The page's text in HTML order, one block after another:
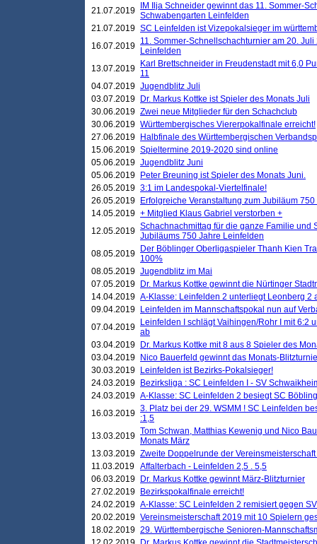
21.07.2019
IM Ilja Schneider gewinnt das 11. Sommer-
Schwabengarten Leinfelden
21.07.2019 SC Leinfelden ist Vizepokalsieger im
16.07.2019 11. Sommer-Schnellschachturnier am 20.
Leinfelden
13.07.2019
Karl Brettschneider in Freudenstadt mit 6,0
11
04.07.2019 Jugendblitz Juli
03.07.2019
Dr. Markus Kottke ist Spieler des Monats Juli
30.06.2019 Zwei neue Mitglieder für den Schachclub
30.06.2019 Württembergisches Viererpokalfinale erreicht!
27.06.2019
Halbfinale des Württembergischen
15.06.2019 Spieltermine 2019-2020 sind online
05.06.2019 Jugendblitz Juni
05.06.2019
Peter Breuning ist Spieler des Monats Juni.
26.05.2019 3:1 im Landespokal-Viertelfinale!
26.05.2019
Erfolgreiche Veranstaltung zum Jubiläum
14.05.2019 + Mitglied Klaus Gabriel verstorben +
12.05.2019 Schachnachmittag für die ganze Familie und
Jubiläums 750 Jahre Leinfelden
08.05.2019
Der Böblinger Oberligaspieler Thanh Kien
100%
08.05.2019 Jugendblitz im Mai
07.05.2019
Dr. Markus Kottke gewinnt die Nürtinger
14.04.2019 A-Klasse: Leinfelden 2 unterliegt Leonberg 2
09.04.2019
Leinfelden im Mannschaftspokal nun auf
07.04.2019
Leinfelden I schlägt Vaihingen/Rohr I mit 6:2
ab
03.04.2019
Dr. Markus Kottke mit 8 aus 8 Spieler des
03.04.2019
Nico Bauerfeld gewinnt das Monats-
30.03.2019
Leinfelden ist Bezirks-Pokalsieger!
24.03.2019
Bezirksliga : SC Leinfelden I - SV
24.03.2019 A-Klasse: SC Leinfelden 2 besiegt SC
16.03.2019 3. Platz bei der 29. WSMM ! SC Leinfelden
:1,5
13.03.2019 Tom Schwan, Matthias Kewenig und Nico
Monats März
13.03.2019 Zweite Doppelrunde der
11.03.2019 Affalterbach - Leinfelden 2,5 . 5,5
06.03.2019
Dr. Markus Kottke gewinnt März-Blitzturnier
27.02.2019
Bezirkspokalfinale erreicht!
24.02.2019 A-Klasse: SC Leinfelden 2 remisiert gegen
20.02.2019 Vereinsmeisterschaft 2019 mit 10 Spielern
18.02.2019 29. Württembergische Senioren-